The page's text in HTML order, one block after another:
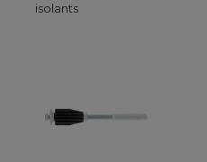
isolants